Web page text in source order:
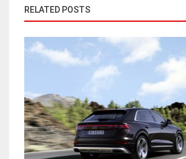
RELATED POSTS